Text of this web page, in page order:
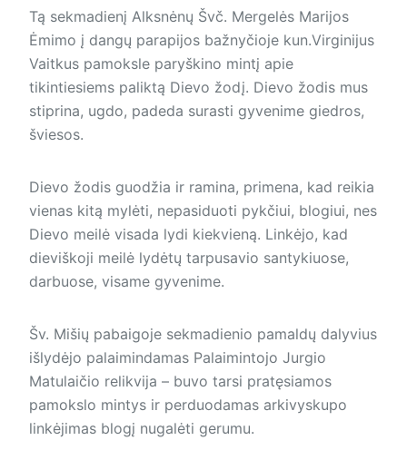
Tą sekmadienį Alksnėnų Švč. Mergelės Marijos
Ėmimo į dangų parapijos bažnyčioje kun.Virginijus
Vaitkus pamoksle paryškino mintį apie
tikintiesiems paliktą Dievo žodį. Dievo žodis mus
stiprina, ugdo, padeda surasti gyvenime giedros,
švie­sos.
Dievo žodis guodžia ir ramina, primena, kad reikia
vienas kitą mylėti, nepasiduoti pykčiui, blogiui, nes
Dievo meilė visada lydi kiekvieną. Linkėjo, kad
dieviškoji meilė lydėtų tarpusavio santykiuose,
darbuose, visame gyvenime.
Šv. Mišių pabaigoje sekmadienio pamaldų dalyvius
išlydėjo palaimindamas Palaimintojo Jurgio
Matulaičio relikvija – buvo tarsi pratęsiamos
pamokslo mintys ir perduodamas arkivyskupo
linkėjimas blogį nugalėti gerumu.